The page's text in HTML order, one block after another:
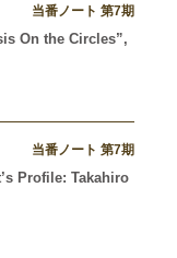
当番ノート 第7期
On the Circles”,
当番ノート 第7期
Profile: Takahiro